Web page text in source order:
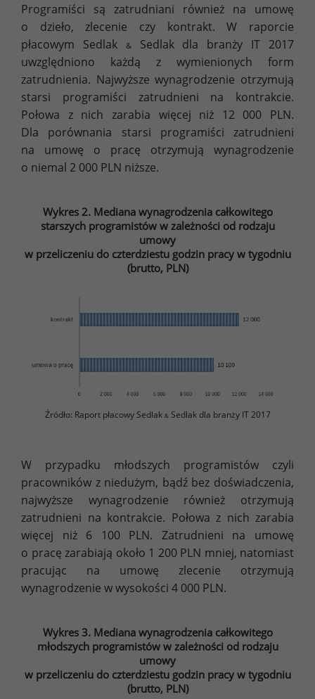
Programiści są zatrudniani również na umowę
o dzieło, zlecenie czy kontrakt. W raporcie
płacowym Sedlak
&Sedlak dla branży IT 2017
uwzględniono każdą z wymienionych form
zatrudnienia. Najwyższe wynagrodzenie otrzymują
starsi programiści zatrudnieni na kontrakcie.
Połowa z nich zarabia więcej niż 12 000 PLN.
Dla porównania starsi programiści zatrudnieni
na umowę o pracę otrzymują wynagrodzenie
o niemal 2 000 PLN niższe.
Wykres 2. Mediana wynagrodzenia całkowitego
starszych programistów w zależności od rodzaju
umowy
w przeliczeniu do czterdziestu godzin pracy w tygodniu
(brutto, PLN)
Źródło: Raport płacowy Sedlak &Sedlak dla branży IT 2017
W przypadku młodszych programistów czyli
pracowników z niedużym, bądź bez doświadczenia,
najwyższe wynagrodzenie również otrzymują
zatrudnieni na kontrakcie. Połowa z nich zarabia
więcej niż 6 100 PLN. Zatrudnieni na umowę
o pracę zarabiają około 1 200 PLN mniej, natomiast
pracując na umowę zlecenie otrzymują
wynagrodzenie w wysokości 4 000 PLN.
Wykres 3. Mediana wynagrodzenia całkowitego
młodszych programistów w zależności od rodzaju
umowy
w przeliczeniu do czterdziestu godzin pracy w tygodniu
(brutto, PLN)